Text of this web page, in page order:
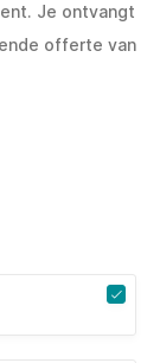
Je ontvangt
offerte van